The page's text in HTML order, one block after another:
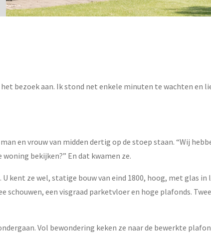
bezoek aan. Ik stond net enkele minuten te wachten en
en vrouw van midden dertig op de stoep staan. “Wij
bekijken?” En dat kwamen ze.
kent ze wel, statige bouw van eind 1800, hoog, met glas in
een visgraad parketvloer en hoge plafonds.
Vol bewondering keken ze naar de bewerkte